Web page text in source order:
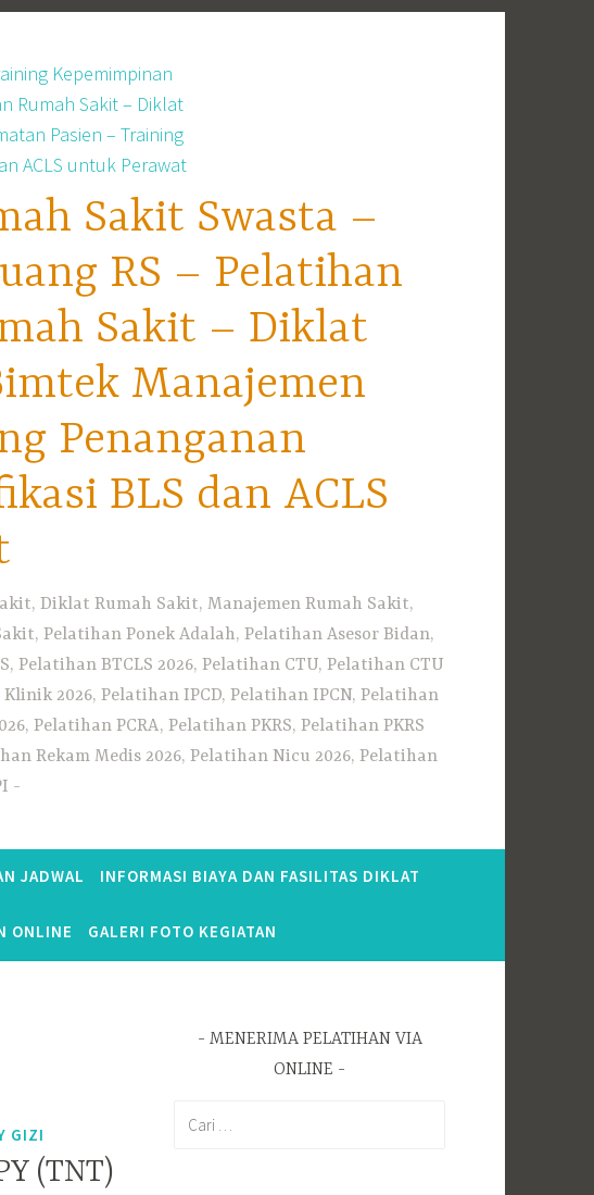
Sakit Swasta –
RS – Pelatihan
Sakit – Diklat
Manajemen
Penanganan
BLS dan ACLS
Diklat Rumah Sakit, Manajemen Rumah Sakit,
Pelatihan Ponek Adalah, Pelatihan Asesor Bidan,
Pelatihan BTCLS 2026, Pelatihan CTU, Pelatihan CTU
2026, Pelatihan IPCD, Pelatihan IPCN, Pelatihan
Pelatihan PCRA, Pelatihan PKRS, Pelatihan PKRS
Rekam Medis 2026, Pelatihan Nicu 2026, Pelatihan
JADWAL INFORMASI BIAYA DAN FASILITAS DIKLAT
ONLINE GALERI FOTO KEGIATAN
GIZI
(TNT)
MENERIMA PELATIHAN VIA
ONLINE